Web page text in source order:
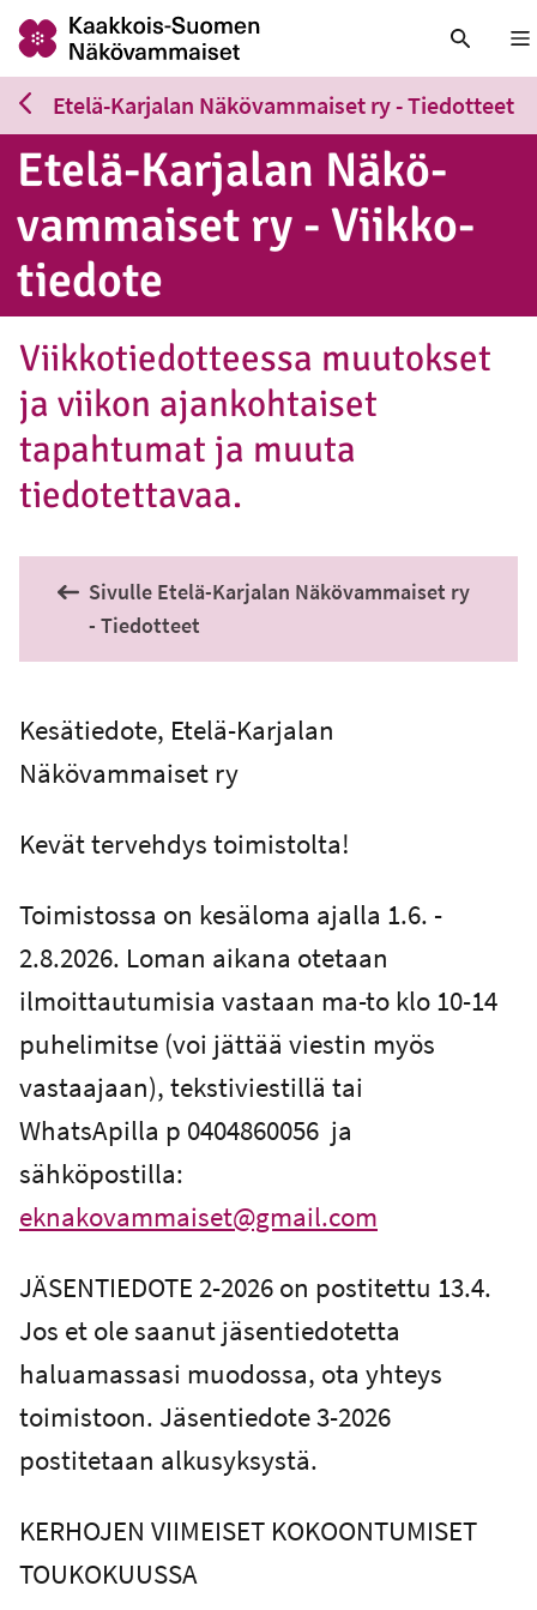
Etelä-Karjalan Näkövammaiset ry - Tiedotteet
Etelä-Karjalan Nä­kö­
vam­mai­set ry - Viik­ko­
tie­do­te
Viikkotiedotteessa muutokset
ja viikon ajankohtaiset
tapahtumat ja muuta
tiedotettavaa.
Sivulle Etelä-Karjalan Näkövammaiset ry
- Tiedotteet
Kesätiedote, Etelä-Karjalan
Näkövammaiset ry
Kevät tervehdys toimistolta!
Toimistossa on kesäloma ajalla 1.6. -
2.8.2026. Loman aikana otetaan
ilmoittautumisia vastaan ma-to klo 10-14
puhelimitse (voi jättää viestin myös
vastaajaan), tekstiviestillä tai
WhatsApilla p 0404860056 ja
sähköpostilla:
eknakovammaiset@gmail.com
JÄSENTIEDOTE 2-2026 on postitettu 13.4.
Jos et ole saanut jäsentiedotetta
haluamassasi muodossa, ota yhteys
toimistoon. Jäsentiedote 3-2026
postitetaan alkusyksystä.
KERHOJEN VIIMEISET KOKOONTUMISET
TOUKOKUUSSA